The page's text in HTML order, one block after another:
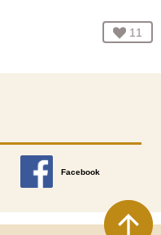
お気
11
Facebook
別のウィンドウで開きます